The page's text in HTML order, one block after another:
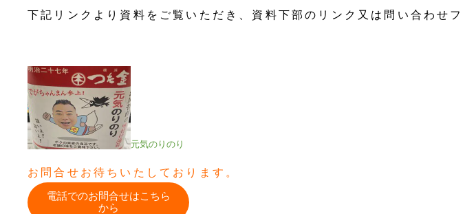
下記リンクより資料をご覧いただき、資料下部のリンク又は問い合わせ
元気のりのり
お問合せお待ちいたしております。
電話でのお問合せはこちら
から